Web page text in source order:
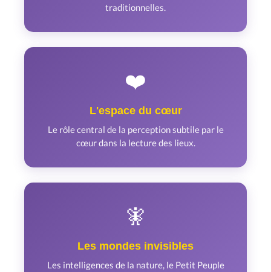
traditionnelles.
❤️
L'espace du cœur
Le rôle central de la perception subtile par le
cœur dans la lecture des lieux.
🧚
Les mondes invisibles
Les intelligences de la nature, le Petit Peuple